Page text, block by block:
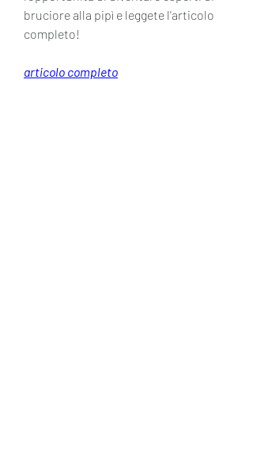
bruciore alla pipì e leggete l'articolo
completo!
articolo completo